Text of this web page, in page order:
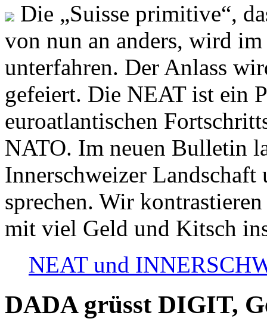
Die „Suisse primitive“,
von nun an anders, wird
unterfahren. Der Anlass
gefeiert. Die NEAT ist ein
euroatlantischen
NATO. Im neuen Bulletin
Innerschweizer
sprechen. Wir
mit viel Geld und Kitsch
NEAT und
DADA grüsst DIGIT,